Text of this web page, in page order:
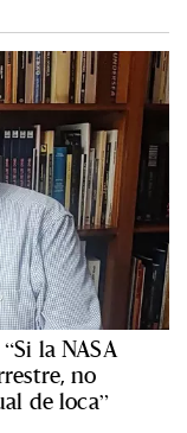
la NASA
no
de loca”